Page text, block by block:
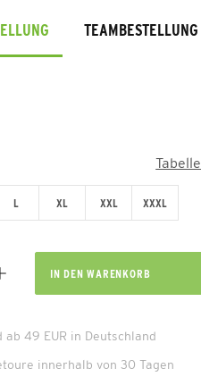
TEAMBESTELLUNG
Tabelle
L XL XXL XXXL
IN DEN WARENKORB
ab 49 EUR in Deutschland
innerhalb von 30 Tagen